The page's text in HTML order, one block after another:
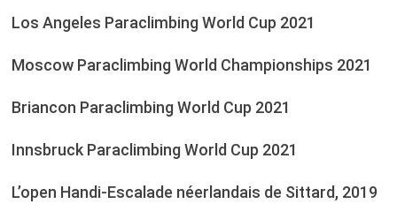
Los Angeles Paraclimbing World Cup 2021
Moscow Paraclimbing World Championships 2021
Briancon Paraclimbing World Cup 2021
Innsbruck Paraclimbing World Cup 2021
L’open Handi-Escalade néerlandais de Sittard, 2019